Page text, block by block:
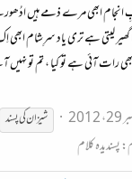
انجام ابھی مرے ذمے ہیں
لیتی ہے تری یاد سرِشام
ابھی رات آئی ہے تو کیا ، تم تو
شیزان کی پسند
پسندیدہ کلام